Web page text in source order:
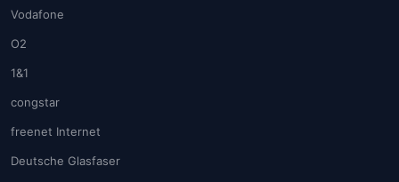
Vodafone
O2
1&1
congstar
freenet Internet
Deutsche Glasfaser